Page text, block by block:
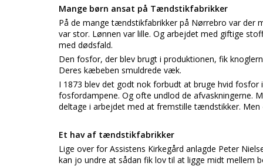
Mange børn ansat på Tændstikfabrikker
På de mange tændstikfabrikker på Nørrebro var der
var stor. Lønnen var lille. Og arbejdet med giftige
med dødsfald.
Den fosfor, der blev brugt i produktionen, fik
Deres kæbeben smuldrede væk.
I 1873 blev det godt nok forbudt at bruge hvid
fosfordampene. Og ofte undlod de afvaskningerne.
deltage i arbejdet med at fremstille tændstikker.
Et hav af tændstikfabrikker
Lige over for Assistens Kirkegård anlagde Peter
kan jo undre at sådan fik lov til at ligge midt mellem